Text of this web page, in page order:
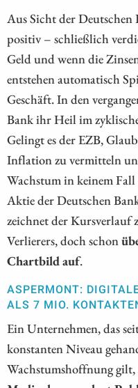
Aus Sicht der Deutschen
positiv – schließlich
Geld und wenn die
entstehen automatisch
Geschäft. In den
Bank ihr Heil im
Gelingt es der EZB,
Inflation zu vermitteln
Wachstum in keinem
Aktie der Deutschen
zeichnet der Kursverlauf
Verlierers, doch schon
Chartbild auf.
ASPERMONT:
ALS 7 MIO.
Ein Unternehmen, das
konstanten Niveau
Wachstumshoffnung